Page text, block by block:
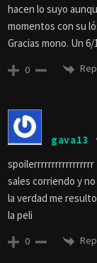
hacen lo suyo
momentos con su
Gracias mono. Un 6/
0
gava13
spoilerrrrrrrrrrrrrrrrr
sales corriendo y
la verdad me
la peli
0